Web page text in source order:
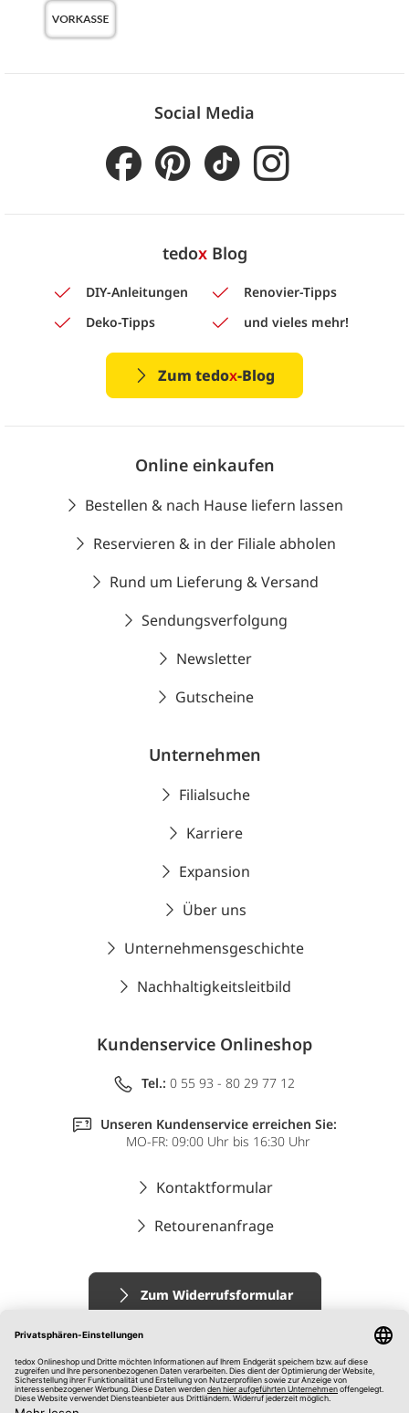
Social Media
tedoxBlog
DIY-Anleitungen
Renovier-Tipps
Deko-Tipps
und vieles mehr!
Zum tedox-Blog
Online einkaufen
Bestellen & nach Hause liefern lassen
Reservieren & in der Filiale abholen
Rund um Lieferung & Versand
Sendungsverfolgung
Newsletter
Gutscheine
Unternehmen
Filialsuche
Karriere
Expansion
Über uns
Unternehmensgeschichte
Nachhaltigkeitsleitbild
Kundenservice Onlineshop
Tel.: 0 55 93 - 80 29 77 12
Unseren Kundenservice erreichen Sie:
MO-FR: 09:00 Uhr bis 16:30 Uhr
Kontaktformular
Retourenanfrage
Zum Widerrufsformular
Impressum
AGB